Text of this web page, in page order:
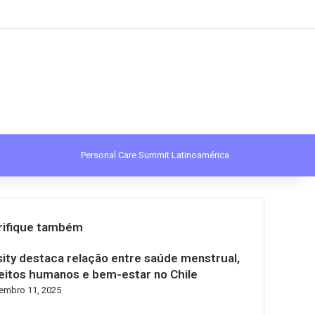
Personal Care Summit Latinoamérica
também
destaca relação entre saúde menstrual,
humanos e bem-estar no Chile
11, 2025